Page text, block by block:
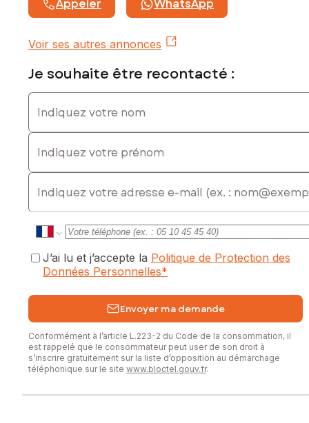
Appeler WhatsApp
Voir ses autres annonces
Je souhaite être recontacté :
Indiquez votre nom
Indiquez votre prénom
E-mail
J’ai lu et j’accepte la Politique de Protection des
Données Personnelles*
Envoyer ma demande
Conformément à l’article L.223-2 du Code de la consommation, il
est rappelé que le consommateur peut user de son droit à
s’inscrire gratuitement sur la liste d’opposition au démarchage
téléphonique sur le site www.bloctel.gouv.fr.